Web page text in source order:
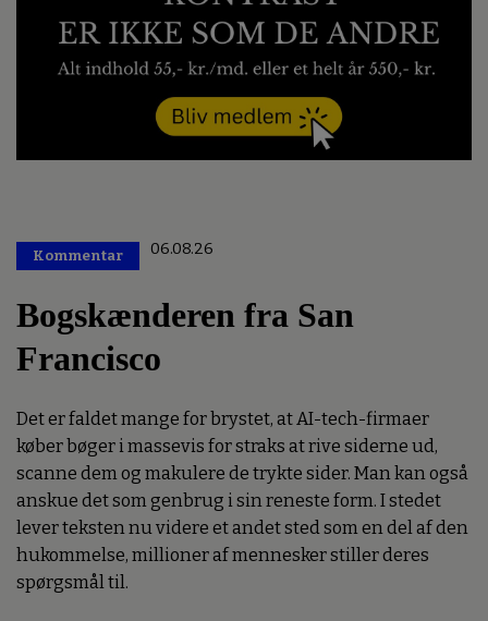
Kommentar 06.08.26
Bogskænderen fra San
Francisco
Det er faldet mange for brystet, at AI-tech-firmaer
køber bøger i massevis for straks at rive siderne ud,
scanne dem og makulere de trykte sider. Man kan også
anskue det som genbrug i sin reneste form. I stedet
lever teksten nu videre et andet sted som en del af den
hukommelse, millioner af mennesker stiller deres
spørgsmål til.